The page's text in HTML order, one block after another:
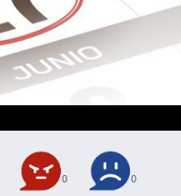
0 0